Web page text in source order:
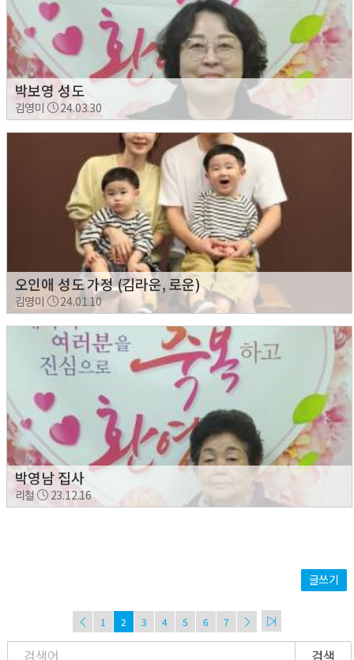
박보영 성도
김영미 24.03.30
오인애 성도 가정 (김라운, 로운)
김영미 24.01.10
박영남 집사
리철 23.12.16
글쓰기
1 2 3 4 5 6 7
검색